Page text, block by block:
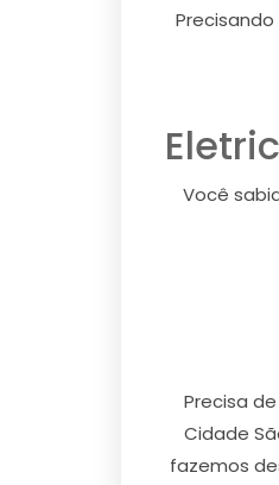
Você
Precisa
Cidade
fazemos